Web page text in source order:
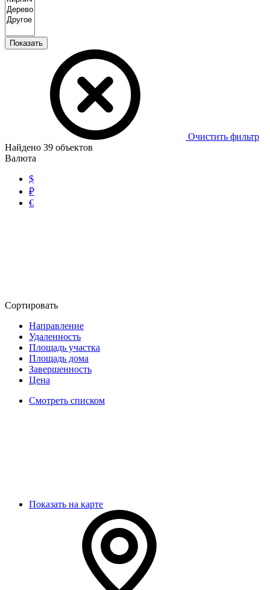
Показать
Очистить фильтр
Найдено 39 объектов
Валюта
$
₽
€
Сортировать
Направление
Удаленность
Площадь участка
Площадь дома
Завершенность
Цена
Смотреть списком
Показать на карте